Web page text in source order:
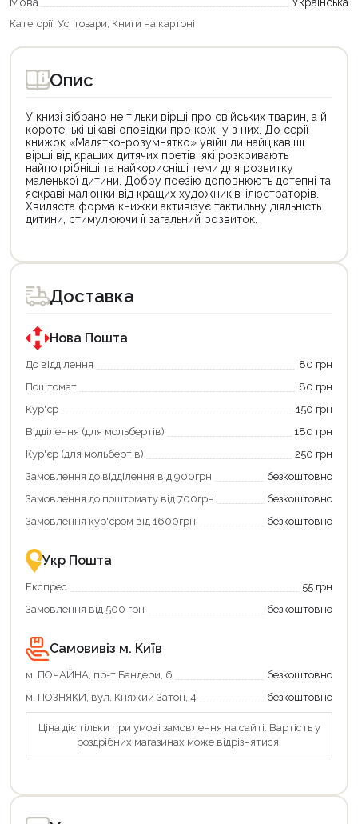
Категорії: Усі товари, Книги на картоні
Опис
У книзі зібрано не тільки вірші про свійських тварин, а й
коротенькі цікаві оповідки про кожну з них. До серії
книжок «Малятко-розумнятко» увійшли найцікавіші
вірші від кращих дитячих поетів, які розкривають
найпотрібніші та найкорисніші теми для розвитку
маленької дитини. Добру поезію доповнюють дотепні та
яскраві малюнки від кращих художників-ілюстраторів.
Хвиляста форма книжки активізує тактильну діяльність
дитини, стимулюючи її загальний розвиток.
товар
для
покупки
державною
програмою
єКнига.
Використовуйте
карту
щоб
зекономити
та
отримати
переваги!
картою
єКнига
–
зручно
та
Доставка
Нова Пошта
До відділення
80 грн
Поштомат
80 грн
Кур'єр
150 грн
Відділення (для мольбертів)
180 грн
Кур'єр (для мольбертів)
250 грн
Замовлення до відділення від 900грн
безкоштовно
Замовлення до поштомату від 700грн
безкоштовно
Замовлення кур'єром від 1600грн
безкоштовно
Укр Пошта
Експрес
55 грн
Замовлення від 500 грн
безкоштовно
Самовивіз м. Київ
м. ПОЧАЙНА, пр-т Бандери, 6
безкоштовно
м. ПОЗНЯКИ, вул. Княжий Затон, 4
безкоштовно
Ціна діє тільки при умові замовлення на сайті. Вартість у
роздрібних магазинах може відрізнятися.